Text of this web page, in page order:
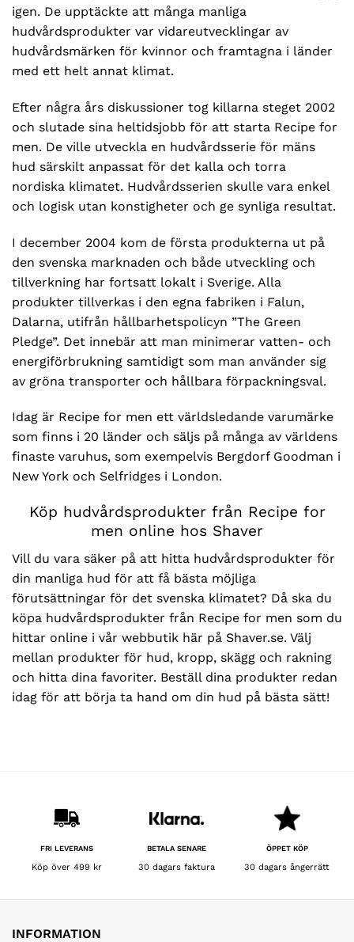
igen. De upptäckte att många manliga
hudvårdsprodukter var vidareutvecklingar av
hudvårdsmärken för kvinnor och framtagna i länder
med ett helt annat klimat.
Efter några års diskussioner tog killarna steget 2002
och slutade sina heltidsjobb för att starta Recipe for
men. De ville utveckla en hudvårdsserie för mäns
hud särskilt anpassat för det kalla och torra
nordiska klimatet. Hudvårdsserien skulle vara enkel
och logisk utan konstigheter och ge synliga resultat.
I december 2004 kom de första produkterna ut på
den svenska marknaden och både utveckling och
tillverkning har fortsatt lokalt i Sverige. Alla
produkter tillverkas i den egna fabriken i Falun,
Dalarna, utifrån hållbarhetspolicyn ”The Green
Pledge”. Det innebär att man minimerar vatten- och
energiförbrukning samtidigt som man använder sig
av gröna transporter och hållbara förpackningsval.
Idag är Recipe for men ett världsledande varumärke
som finns i 20 länder och säljs på många av världens
finaste varuhus, som exempelvis Bergdorf Goodman i
New York och Selfridges i London.
Köp hudvårdsprodukter från Recipe for
men online hos Shaver
Vill du vara säker på att hitta hudvårdsprodukter för
din manliga hud för att få bästa möjliga
förutsättningar för det svenska klimatet? Då ska du
köpa hudvårdsprodukter från Recipe for men som du
hittar online i vår webbutik här på Shaver.se. Välj
mellan produkter för hud, kropp, skägg och rakning
och hitta dina favoriter. Beställ dina produkter redan
idag för att börja ta hand om din hud på bästa sätt!
FRI LEVERANS
Köp över 499 kr
BETALA SENARE
30 dagars faktura
ÖPPET KÖP
30 dagars ångerrätt
INFORMATION